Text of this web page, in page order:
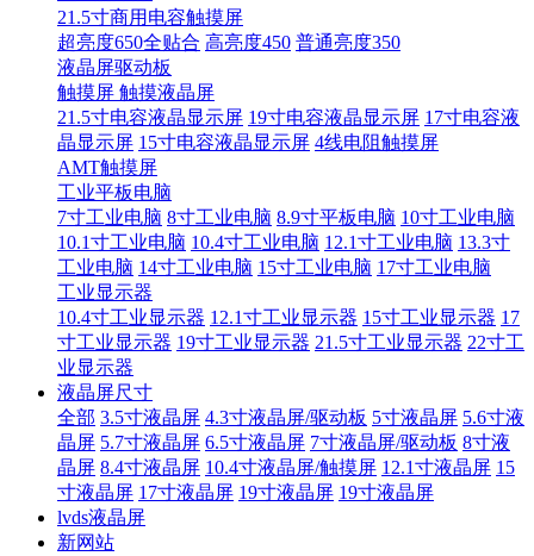
21.5寸商用电容触摸屏
超亮度650全贴合 高亮度450 普通亮度350
液晶屏驱动板
触摸屏 触摸液晶屏
21.5寸电容液晶显示屏 19寸电容液晶显示屏 17寸电容液
晶显示屏 15寸电容液晶显示屏 4线电阻触摸屏
AMT触摸屏
工业平板电脑
7寸工业电脑 8寸工业电脑 8.9寸平板电脑 10寸工业电脑
10.1寸工业电脑 10.4寸工业电脑 12.1寸工业电脑 13.3寸
工业电脑 14寸工业电脑 15寸工业电脑 17寸工业电脑
工业显示器
10.4寸工业显示器 12.1寸工业显示器 15寸工业显示器 17
寸工业显示器 19寸工业显示器 21.5寸工业显示器 22寸工
业显示器
液晶屏尺寸
全部 3.5寸液晶屏 4.3寸液晶屏/驱动板 5寸液晶屏 5.6寸液
晶屏 5.7寸液晶屏 6.5寸液晶屏 7寸液晶屏/驱动板 8寸液
晶屏 8.4寸液晶屏 10.4寸液晶屏/触摸屏 12.1寸液晶屏 15
寸液晶屏 17寸液晶屏 19寸液晶屏 19寸液晶屏
lvds液晶屏
新网站